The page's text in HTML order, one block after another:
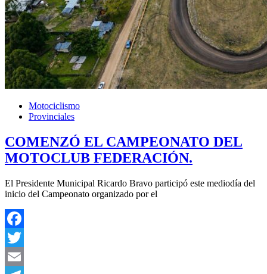
Motociclismo
Provinciales
COMENZÓ EL CAMPEONATO DEL
MOTOCLUB FEDERACIÓN.
El Presidente Municipal Ricardo Bravo participó este mediodía del
inicio del Campeonato organizado por el
Facebook
Twitter